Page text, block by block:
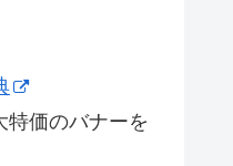
特価のバナーを